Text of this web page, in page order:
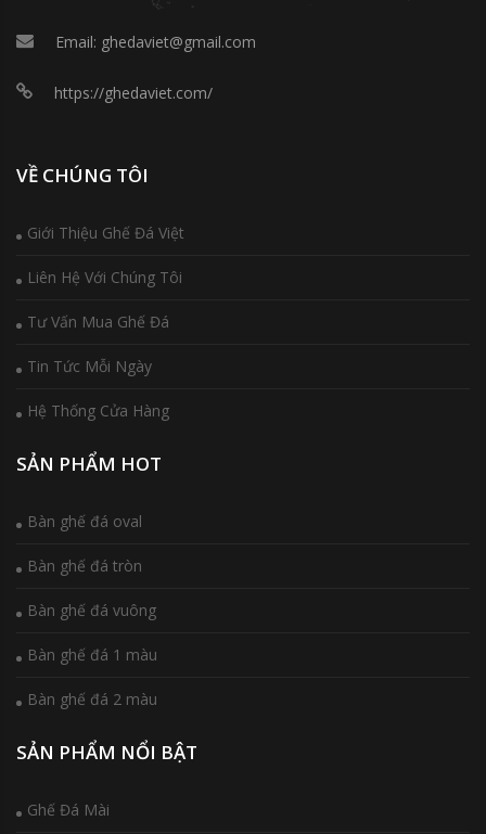
Email: ghedaviet@gmail.com
https://ghedaviet.com/
VỀ CHÚNG TÔI
Giới Thiệu Ghế Đá Việt
Liên Hệ Với Chúng Tôi
Tư Vấn Mua Ghế Đá
Tin Tức Mỗi Ngày
Hệ Thống Cửa Hàng
SẢN PHẨM HOT
Bàn ghế đá oval
Bàn ghế đá tròn
Bàn ghế đá vuông
Bàn ghế đá 1 màu
Bàn ghế đá 2 màu
SẢN PHẨM NỔI BẬT
Ghế Đá Mài